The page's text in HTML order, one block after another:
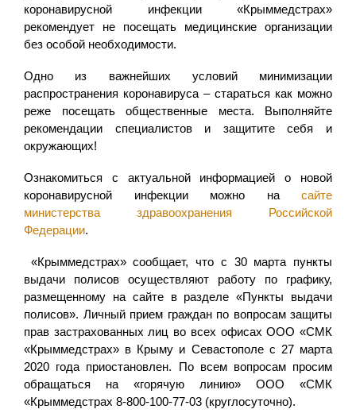
коронавирусной инфекции «Крыммедстрах»
рекомендует не посещать медицинские организации
без особой необходимости.
Одно из важнейших условий минимизации
распространения коронавируса – стараться как можно
реже посещать общественные места. Выполняйте
рекомендации специалистов и защитите себя и
окружающих!
Ознакомиться с актуальной информацией о новой
коронавирусной инфекции можно на сайте
министерства здравоохранения Российской
Федерации.
«Крыммедстрах» сообщает, что с 30 марта пункты
выдачи полисов осуществляют работу по графику,
размещенному на сайте в разделе «Пункты выдачи
полисов». Личный прием граждан по вопросам защиты
прав застрахованных лиц во всех офисах ООО «СМК
«Крыммедстрах» в Крыму и Севастополе с 27 марта
2020 года приостановлен. По всем вопросам просим
обращаться на «горячую линию» ООО «СМК
«Крыммедстрах 8-800-100-77-03 (круглосуточно).